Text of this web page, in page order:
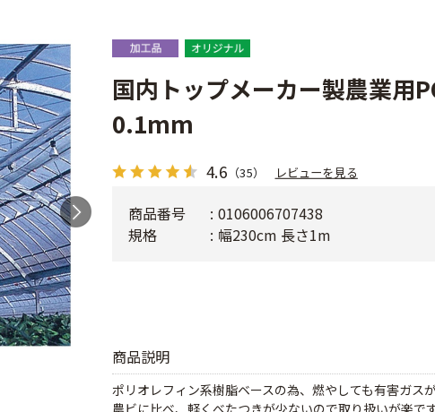
国内トップメーカー製農業用
0.1mm
4.6 （35） レビューを見る
商品説明
ポリオレフィン系樹脂ベースの為、燃やしても有害ガスが
農ビに比べ、軽くべたつきが少ないので取り扱いが楽です
商品番号
0106006707438
規格
幅230cm 長さ1m